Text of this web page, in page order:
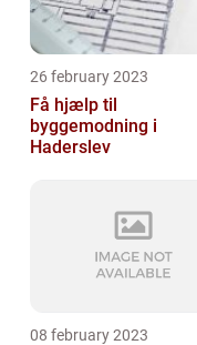
26 february 2023
Få hjælp til
byggemodning i
Haderslev
08 february 2023